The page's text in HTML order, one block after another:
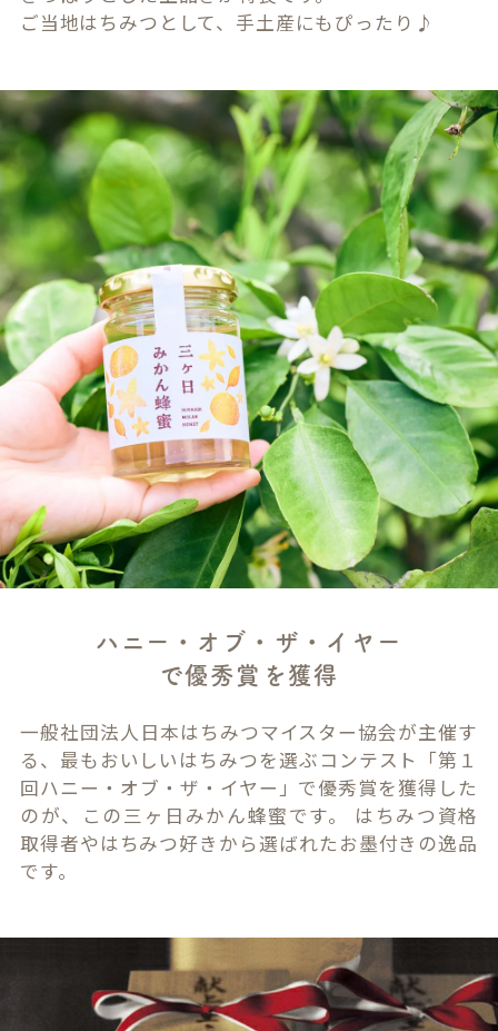
ご当地はちみつとして、手土産にもぴったり♪
ハニー・オブ・ザ・イヤー
で優秀賞を獲得
一般社団法人日本はちみつマイスター協会が主催す
る、最もおいしいはちみつを選ぶコンテスト「第１
回ハニー・オブ・ザ・イヤー」で優秀賞を獲得した
のが、この三ヶ日みかん蜂蜜です。 はちみつ資格
取得者やはちみつ好きから選ばれたお墨付きの逸品
です。